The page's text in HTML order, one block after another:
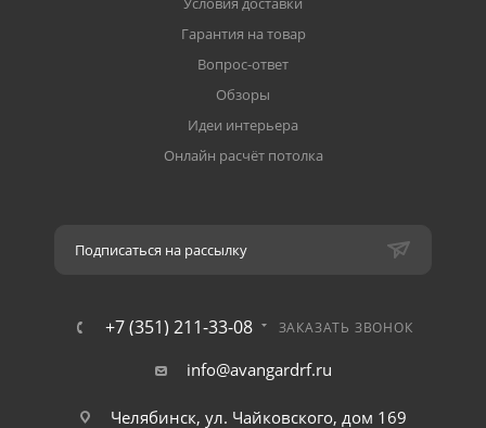
Гарантия на товар
Вопрос-ответ
Обзоры
Идеи интерьера
Онлайн расчёт потолка
Подписаться на рассылку
+7 (351) 211-33-08 ЗАКАЗАТЬ ЗВОНОК
info@avangardrf.ru
Челябинск, ул. Чайковского, дом 169